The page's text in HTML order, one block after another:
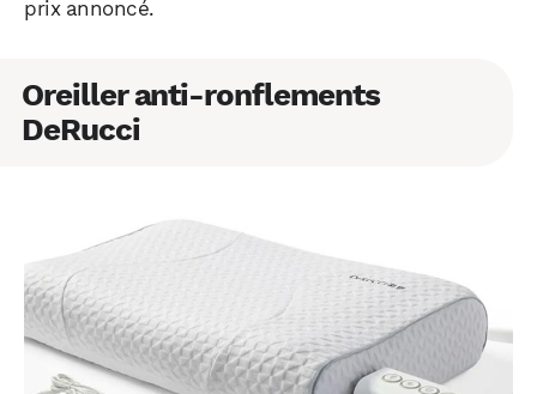
prix annoncé.
Oreiller anti-ronflements
DeRucci
WhatsApp Telegram Email